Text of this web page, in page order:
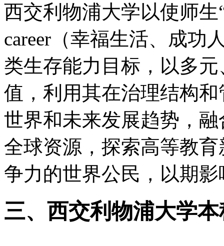
西交利物浦大学以使师生
career（幸福生活、成功
类生存能力目标，以多
值，利用其在治理结构
世界和未来发展趋势，
全球资源，探索高等教
争力的世界公民，以期
三、西交利物浦大学